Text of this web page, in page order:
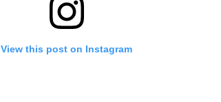
View this post on Instagram